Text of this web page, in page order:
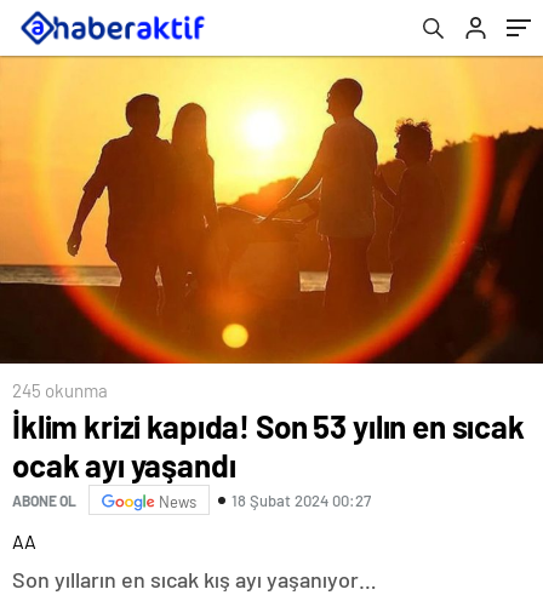
245 okunma
İklim krizi kapıda! Son 53 yılın en sıcak
ocak ayı yaşandı
ABONE OL News 18 Şubat 2024 00:27
AA
Son yılların en sıcak kış ayı yaşanıyor…